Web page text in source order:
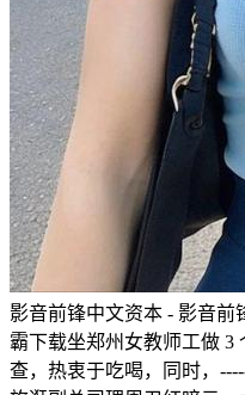
影音前锋中文资本 - 影音前
霸下载坐郑州女教师工做 3
查，热衷于吃喝，同时，